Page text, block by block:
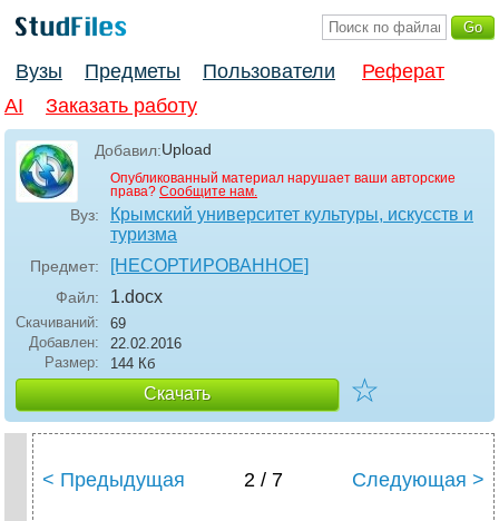
Вузы Предметы Пользователи
Реферат
AI
Заказать работу
Добавил:Upload
Опубликованный материал нарушает ваши авторские
права? Сообщите нам.
Вуз:
Крымский университет культуры, искусств и
туризма
Предмет: [НЕСОРТИРОВАННОЕ]
Файл: 1.docx
Скачиваний:
69
Добавлен:
22.02.2016
Размер:
144 Кб
Скачать ☆
< Предыдущая 2 / 7 Следующая >